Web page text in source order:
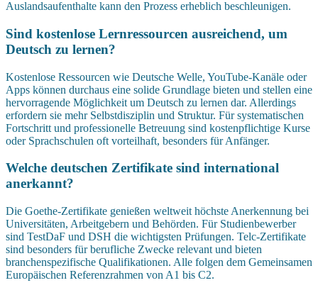
Auslandsaufenthalte kann den Prozess erheblich beschleunigen.
Sind kostenlose Lernressourcen ausreichend, um
Deutsch zu lernen?
Kostenlose Ressourcen wie Deutsche Welle, YouTube-Kanäle oder
Apps können durchaus eine solide Grundlage bieten und stellen eine
hervorragende Möglichkeit um Deutsch zu lernen dar. Allerdings
erfordern sie mehr Selbstdisziplin und Struktur. Für systematischen
Fortschritt und professionelle Betreuung sind kostenpflichtige Kurse
oder Sprachschulen oft vorteilhaft, besonders für Anfänger.
Welche deutschen Zertifikate sind international
anerkannt?
Die Goethe-Zertifikate genießen weltweit höchste Anerkennung bei
Universitäten, Arbeitgebern und Behörden. Für Studienbewerber
sind TestDaF und DSH die wichtigsten Prüfungen. Telc-Zertifikate
sind besonders für berufliche Zwecke relevant und bieten
branchenspezifische Qualifikationen. Alle folgen dem Gemeinsamen
Europäischen Referenzrahmen von A1 bis C2.